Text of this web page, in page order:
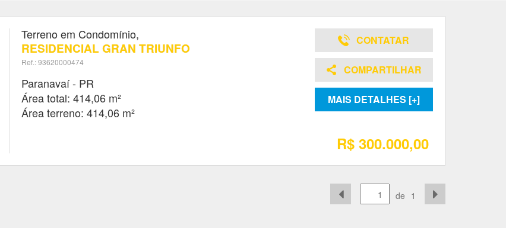
Terreno em Condomínio,
RESIDENCIAL GRAN TRIUNFO
Ref.: 93620000474
Paranavaí - PR
Área total: 414,06 m²
Área terreno: 414,06 m²
CONTATAR
COMPARTILHAR
MAIS DETALHES [+]
R$ 300.000,00
de 1